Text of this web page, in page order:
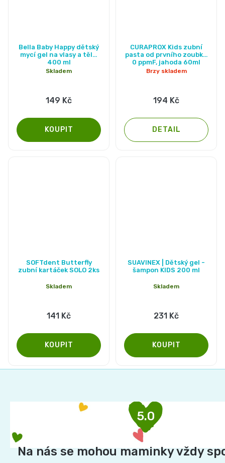
Bella Baby Happy dětský
mycí gel na vlasy a tělo,
400 ml
Skladem
149 Kč
CURAPROX Kids zubní
pasta od prvního zoubku
0 ppmF, jahoda 60ml
Brzy skladem
194 Kč
DETAIL
SOFTdent Butterfly
zubní kartáček SOLO 2ks
Skladem
141 Kč
SUAVINEX | Dětský gel -
šampon KIDS 200 ml
Skladem
231 Kč
5.0
Na nás se mohou maminky vždy